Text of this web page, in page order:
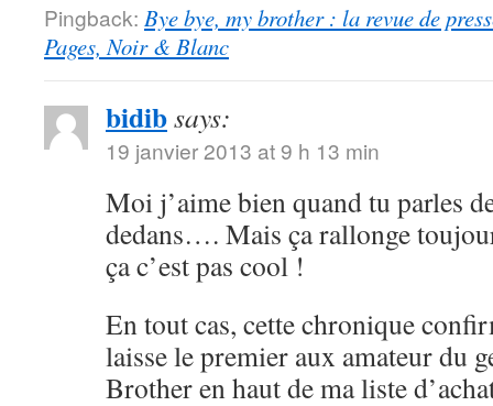
Pingback: Bye bye, my brother : la revue de
Pages, Noir & Blanc
bidibsays:
19 janvier 2013 at 9 h 13 min
Moi j’aime bien quand tu parles
dedans…. Mais ça rallonge
ça c’est pas cool !
En tout cas, cette chronique
laisse le premier aux amateur du
Brother en haut de ma liste